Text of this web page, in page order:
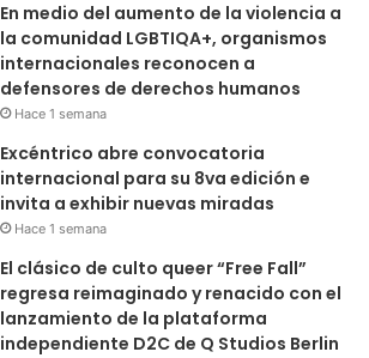
En medio del aumento de la violencia a
la comunidad LGBTIQA+, organismos
internacionales reconocen a
defensores de derechos humanos
Hace 1 semana
Excéntrico abre convocatoria
internacional para su 8va edición e
invita a exhibir nuevas miradas
Hace 1 semana
El clásico de culto queer “Free Fall”
regresa reimaginado y renacido con el
lanzamiento de la plataforma
independiente D2C de Q Studios Berlin